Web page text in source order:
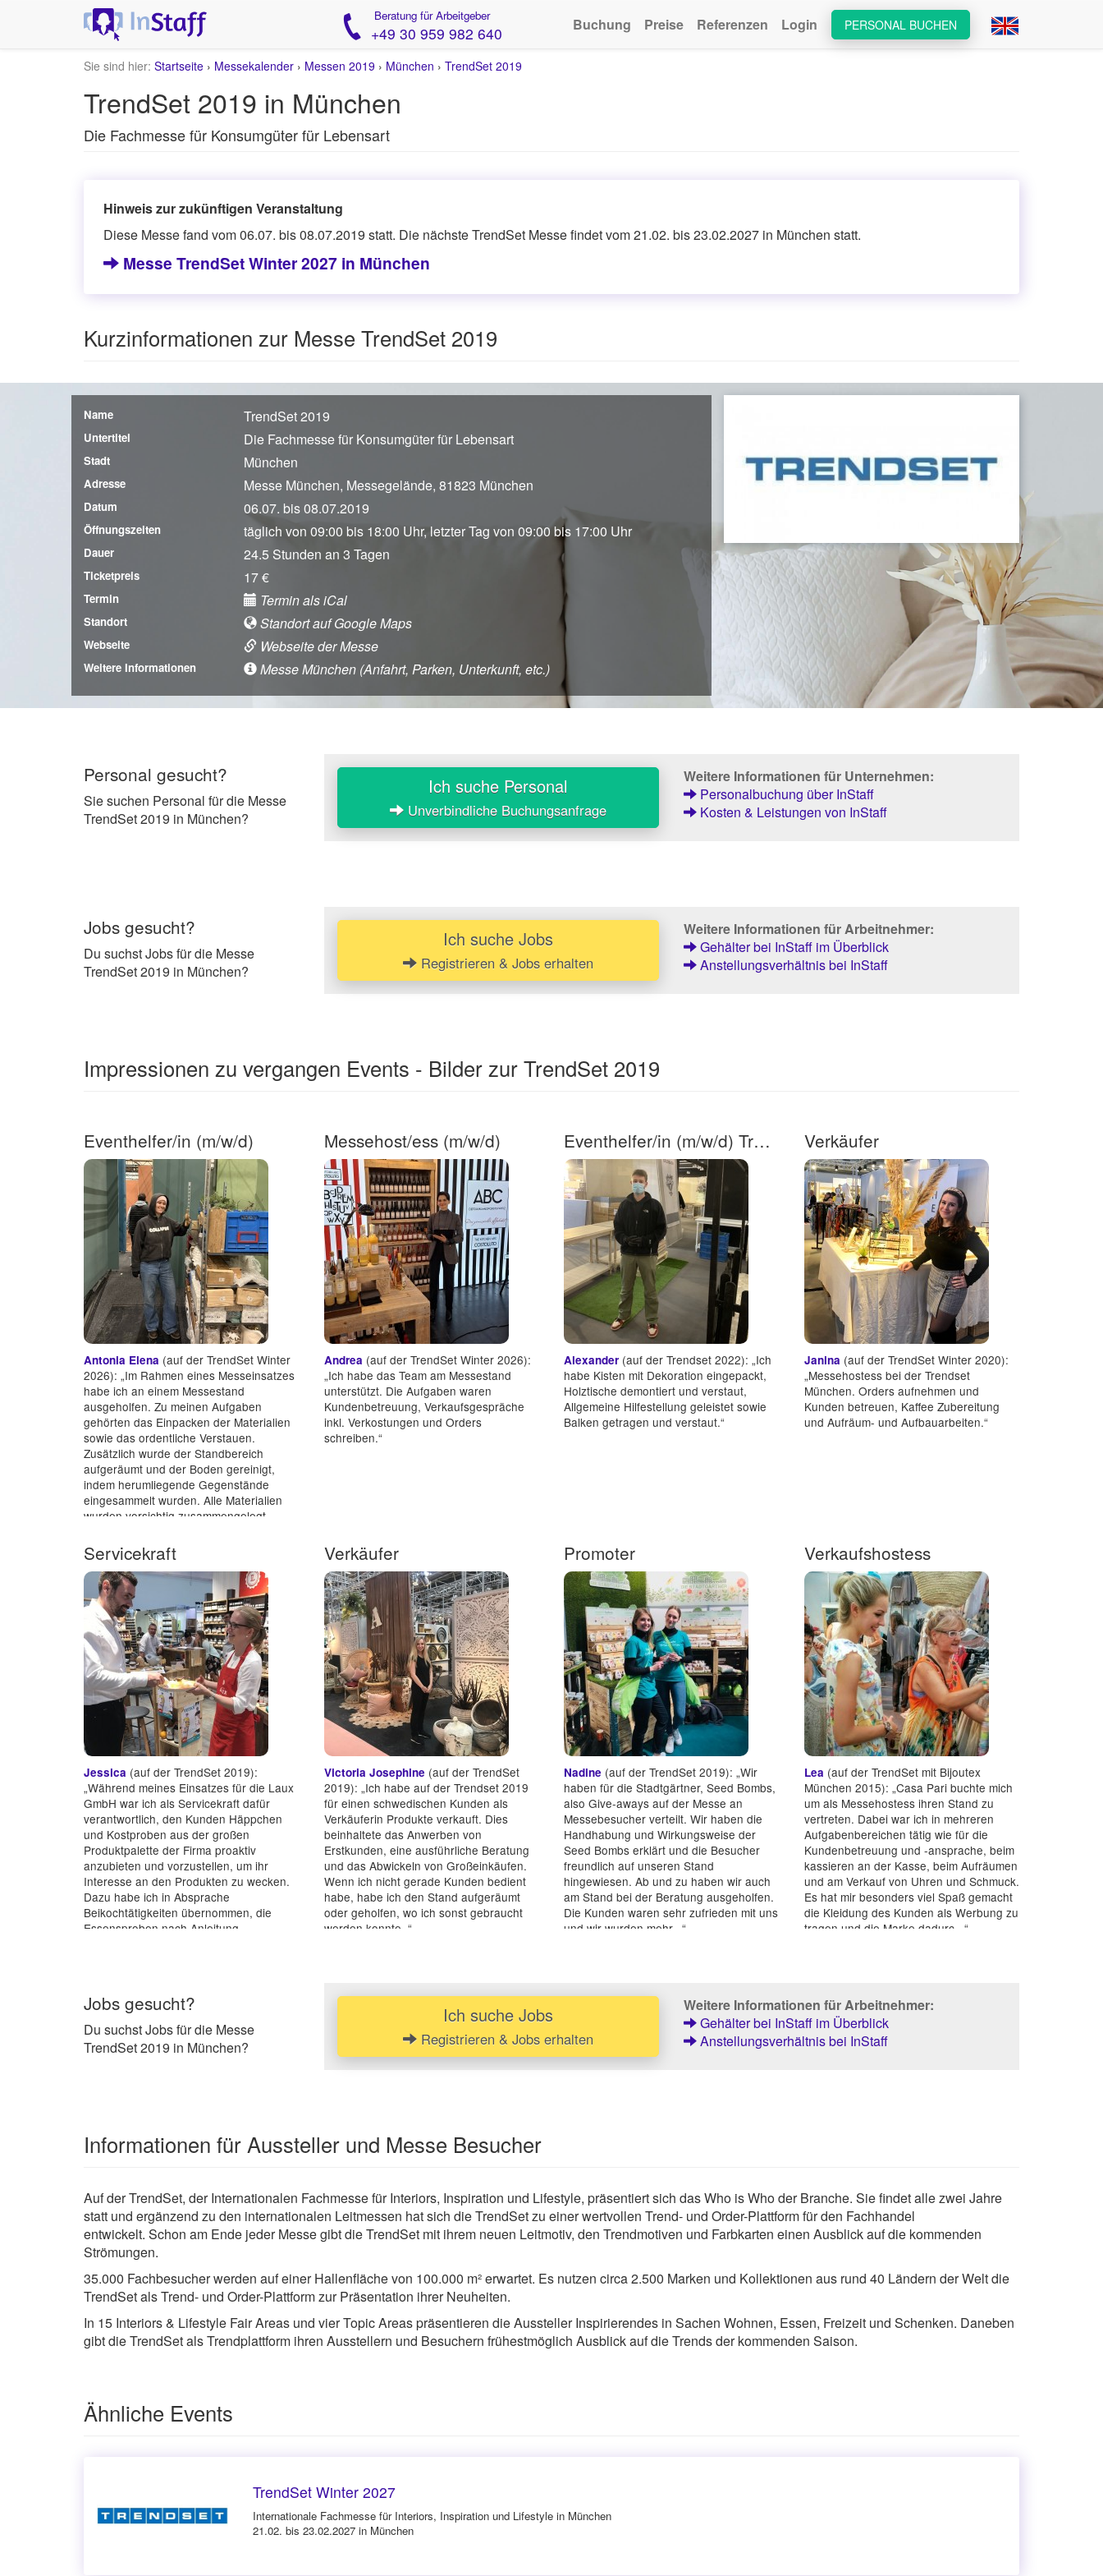
Beratung für Arbeitgeber
+49 30 959 982 640 PERSONAL BUCHEN
Buchung Preise Referenzen Login
Sie sind hier: Startseite › Messekalender › Messen 2019 › München › TrendSet 2019
TrendSet 2019 in München
Die Fachmesse für Konsumgüter für Lebensart
Hinweis zur zukünftigen Veranstaltung
Diese Messe fand vom 06.07. bis 08.07.2019 statt. Die nächste TrendSet Messe findet vom 21.02. bis 23.02.2027 in München statt.
Messe TrendSet Winter 2027 in München
Kurzinformationen zur Messe TrendSet 2019
Name TrendSet 2019
Untertitel Die Fachmesse für Konsumgüter für Lebensart
Stadt München
Adresse Messe München, Messegelände, 81823 München
Datum 06.07. bis 08.07.2019
Öffnungszeiten täglich von 09:00 bis 18:00 Uhr, letzter Tag von 09:00 bis 17:00 Uhr
Dauer 24.5 Stunden an 3 Tagen
Ticketpreis 17 €
Termin Termin als iCal
Standort Standort auf Google Maps
Webseite Webseite der Messe
Weitere Informationen Messe München (Anfahrt, Parken, Unterkunft, etc.)
Personal gesucht?
Sie suchen Personal für die Messe
TrendSet 2019 in München?
Ich suche Personal
Unverbindliche Buchungsanfrage
Weitere Informationen für Unternehmen:
Personalbuchung über InStaff
Kosten & Leistungen von InStaff
Jobs gesucht?
Du suchst Jobs für die Messe
TrendSet 2019 in München?
Ich suche Jobs
Registrieren & Jobs erhalten
Weitere Informationen für Arbeitnehmer:
Gehälter bei InStaff im Überblick
Anstellungsverhältnis bei InStaff
Impressionen zu vergangen Events - Bilder zur TrendSet 2019
Eventhelfer/in (m/w/d)
Antonia Elena (auf der TrendSet Winter
2026): „Im Rahmen eines Messeinsatzes
habe ich an einem Messestand
ausgeholfen. Zu meinen Aufgaben
gehörten das Einpacken der Materialien
sowie das ordentliche Verstauen.
Zusätzlich wurde der Standbereich
aufgeräumt und der Boden gereinigt,
indem herumliegende Gegenstände
eingesammelt wurden. Alle Materialien
wurden vorsichtig zusammengelegt,
Messehost/ess (m/w/d)
Andrea (auf der TrendSet Winter 2026):
„Ich habe das Team am Messestand
unterstützt. Die Aufgaben waren
Kundenbetreuung, Verkaufsgespräche
inkl. Verkostungen und Orders
schreiben.“
Eventhelfer/in (m/w/d) Trendset Abbau
Alexander (auf der Trendset 2022): „Ich
habe Kisten mit Dekoration eingepackt,
Holztische demontiert und verstaut,
Allgemeine Hilfestellung geleistet sowie
Balken getragen und verstaut.“
Verkäufer
Janina (auf der TrendSet Winter 2020):
„Messehostess bei der Trendset
München. Orders aufnehmen und
Kunden betreuen, Kaffee Zubereitung
und Aufräum- und Aufbauarbeiten.“
Servicekraft
Jessica (auf der TrendSet 2019):
„Während meines Einsatzes für die Laux
GmbH war ich als Servicekraft dafür
verantwortlich, den Kunden Häppchen
und Kostproben aus der großen
Produktpalette der Firma proaktiv
anzubieten und vorzustellen, um ihr
Interesse an den Produkten zu wecken.
Dazu habe ich in Absprache
Beikochtätigkeiten übernommen, die
Essensproben nach Anleitung
Verkäufer
Victoria Josephine (auf der TrendSet
2019): „Ich habe auf der Trendset 2019
für einen schwedischen Kunden als
Verkäuferin Produkte verkauft. Dies
beinhaltete das Anwerben von
Erstkunden, eine ausführliche Beratung
und das Abwickeln von Großeinkäufen.
Wenn ich nicht gerade Kunden bedient
habe, habe ich den Stand aufgeräumt
oder geholfen, wo ich sonst gebraucht
werden konnte. “
Promoter
Nadine (auf der TrendSet 2019): „Wir
haben für die Stadtgärtner, Seed Bombs,
also Give-aways auf der Messe an
Messebesucher verteilt. Wir haben die
Handhabung und Wirkungsweise der
Seed Bombs erklärt und die Besucher
freundlich auf unseren Stand
hingewiesen. Ab und zu haben wir auch
am Stand bei der Beratung ausgeholfen.
Die Kunden waren sehr zufrieden mit uns
und wir wurden mehr...“
Verkaufshostess
Lea (auf der TrendSet mit Bijoutex
München 2015): „Casa Pari buchte mich
um als Messehostess ihren Stand zu
vertreten. Dabei war ich in mehreren
Aufgabenbereichen tätig wie für die
Kundenbetreuung und -ansprache, beim
kassieren an der Kasse, beim Aufräumen
und am Verkauf von Uhren und Schmuck.
Es hat mir besonders viel Spaß gemacht
die Kleidung des Kunden als Werbung zu
tragen und die Marke dadurc...“
Jobs gesucht?
Du suchst Jobs für die Messe
TrendSet 2019 in München?
Ich suche Jobs
Registrieren & Jobs erhalten
Weitere Informationen für Arbeitnehmer:
Gehälter bei InStaff im Überblick
Anstellungsverhältnis bei InStaff
Informationen für Aussteller und Messe Besucher
Auf der TrendSet, der Internationalen Fachmesse für Interiors, Inspiration und Lifestyle, präsentiert sich das Who is Who der Branche. Sie findet alle zwei Jahre
statt und ergänzend zu den internationalen Leitmessen hat sich die TrendSet zu einer wertvollen Trend- und Order-Plattform für den Fachhandel
entwickelt. Schon am Ende jeder Messe gibt die TrendSet mit ihrem neuen Leitmotiv, den Trendmotiven und Farbkarten einen Ausblick auf die kommenden
Strömungen.
35.000 Fachbesucher werden auf einer Hallenfläche von 100.000 m² erwartet. Es nutzen circa 2.500 Marken und Kollektionen aus rund 40 Ländern der Welt die
TrendSet als Trend- und Order-Plattform zur Präsentation ihrer Neuheiten.
In 15 Interiors & Lifestyle Fair Areas und vier Topic Areas präsentieren die Aussteller Inspirierendes in Sachen Wohnen, Essen, Freizeit und Schenken. Daneben
gibt die TrendSet als Trendplattform ihren Ausstellern und Besuchern frühestmöglich Ausblick auf die Trends der kommenden Saison.
Ähnliche Events
TrendSet Winter 2027
Internationale Fachmesse für Interiors, Inspiration und Lifestyle in München
21.02. bis 23.02.2027 in München